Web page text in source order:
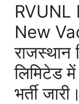
RVUNL
New
राजस्थान
लिमिटेड
भर्ती जारी।